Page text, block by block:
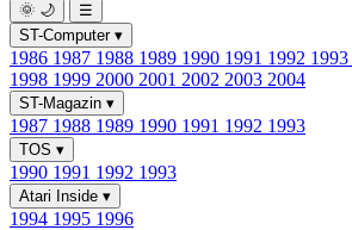
🌞 🌙
☰
ST-Computer ▾
1986 1987 1988 1989 1990 1991 1992 1993
1998 1999 2000 2001 2002 2003 2004
ST-Magazin ▾
1987 1988 1989 1990 1991 1992 1993
TOS ▾
1990 1991 1992 1993
Atari Inside ▾
1994 1995 1996